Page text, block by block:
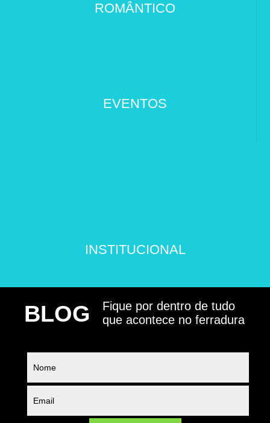
ROMÂNTICO
EVENTOS
INSTITUCIONAL
BLOG
Fique por dentro de tudo
que acontece no ferradura